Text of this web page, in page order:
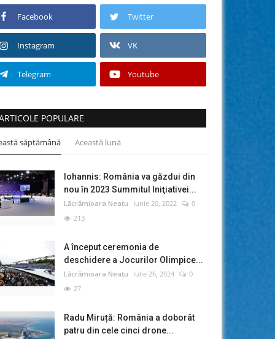
Facebook Twitter
Instagram VK
Telegram Youtube
POPULARE
săptămână Această lună
Iohannis: România va găzdui din
nou în 2023 Summitul Iniţiativei...
Lăcrămioara Neațu Iunie 20, 2022
0
213
A început ceremonia de
deschidere a Jocurilor Olimpice...
Lăcrămioara Neațu Iulie 26, 2024
0
27
Radu Miruță: România a doborât
patru din cele cinci drone...